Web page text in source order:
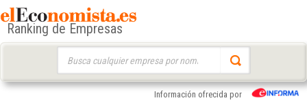
Ranking de Empresas
Información ofrecida por